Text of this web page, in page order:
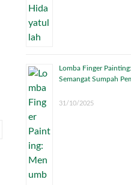
Lomba Finger
Semangat Sumpah
31/10/2025